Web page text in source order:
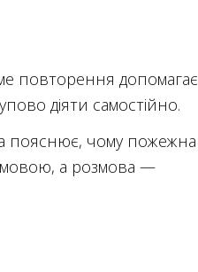
повторення допомагає
діяти самостійно.
пояснює, чому пожежна
а розмова —